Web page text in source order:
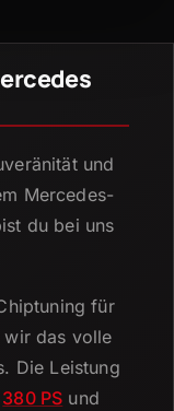
und
Mercedes-
du bei uns
für
wir das volle
Die Leistung
380 PS und